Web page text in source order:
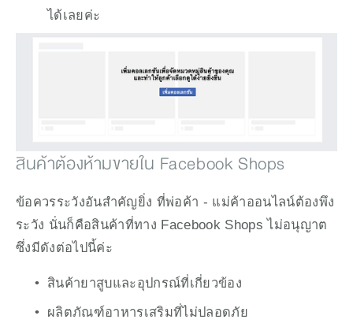
ได้เลยค่ะ
สินค้าต้องห้ามขายใน Facebook Shops
ข้อควรระวังอันสำคัญยิ่ง ที่พ่อค้า - แม่ค้าออนไลน์ต้องพึง
ระวัง นั่นก็คือสินค้าที่ทาง Facebook Shops ไม่อนุญาต
ซึ่งมีดังต่อไปนี้ค่ะ
สินค้ายาสูบและอุปกรณ์ที่เกี่ยวข้อง
ผลิตภัณฑ์อาหารเสริมที่ไม่ปลอดภัย